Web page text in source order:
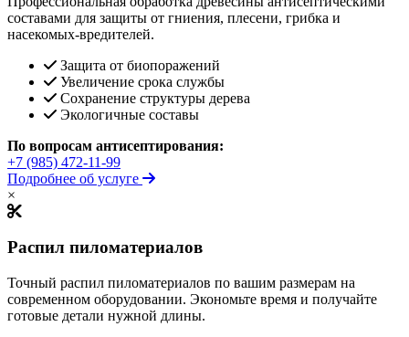
составами для защиты от гниения, плесени, грибка и
насекомых-вредителей.
Защита от биопоражений
Увеличение срока службы
Сохранение структуры дерева
Экологичные составы
По вопросам антисептирования:
+7 (985) 472-11-99
Подробнее об услуге
×
Распил пиломатериалов
Точный распил пиломатериалов по вашим размерам на
современном оборудовании. Экономьте время и получайте
готовые детали нужной длины.